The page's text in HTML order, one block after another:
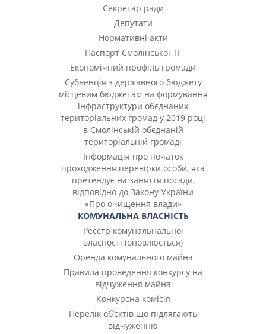
Секретар ради
Депутати
Нормативні акти
Паспорт Смолінської ТГ
Економічний профіль громади
Субвенція з державного бюджету
місцевим бюджетам на формування
інфраструктури обєднаних
територіальних громад у 2019 році
в Смолінській обєднаній
територіальній громаді
Інформація про початок
проходження перевірки особи, яка
претендує на заняття посади,
відповідно до Закону України
«Про очищення влади»
КОМУНАЛЬНА ВЛАСНІСТЬ
Реєстр комунальнальної
власності (оновлюється)
Оренда комунального майна
Правила проведення конкурсу на
відчуження майна
Конкурсна комісія
Перелік об’єктів що підлягають
відчуженню